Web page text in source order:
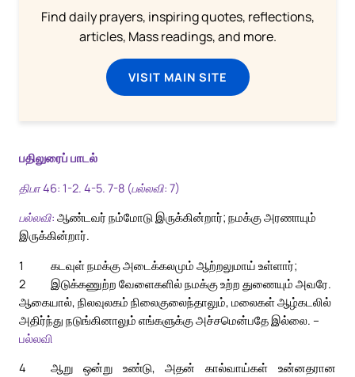
Find daily prayers, inspiring quotes, reflections,
articles, Mass readings, and more.
VISIT MAIN SITE
பதிலுரைப் பாடல்
திபா 46: 1-2. 4-5. 7-8 (பல்லவி: 7)
பல்லவி: ஆண்டவர் நம்மோடு இருக்கின்றார்; நமக்கு அரணாயும்
இருக்கின்றார்.
1
கடவுள் நமக்கு அடைக்கலமும் ஆற்றலுமாய் உள்ளார்;
இடுக்கணுற்ற வேளைகளில் நமக்கு உற்ற துணையும் அவரே.
2
ஆகையால், நிலவுலகம் நிலைகுலைந்தாலும், மலைகள் ஆழ்கடலில்
அதிர்ந்து நடுங்கினாலும் எங்களுக்கு அச்சமென்பதே இல்லை. –
பல்லவி
4
ஆறு ஒன்று உண்டு, அதன் கால்வாய்கள் உன்னதரான